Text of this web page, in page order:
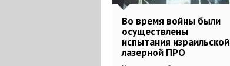
Во время войны были
осуществлены
испытания израильской
лазерной ПРО